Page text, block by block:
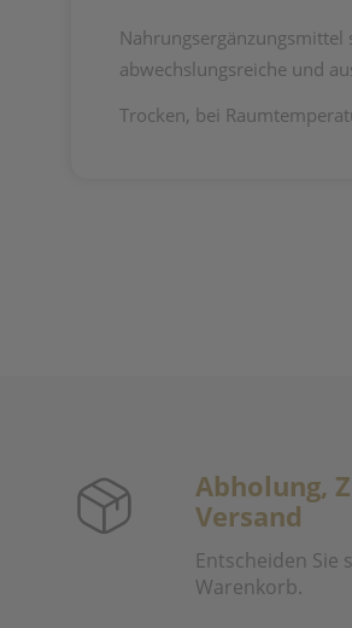
abwechslungsreiche und
Trocken, bei
Abholung,
Versand
Entscheiden Sie
Warenkorb.